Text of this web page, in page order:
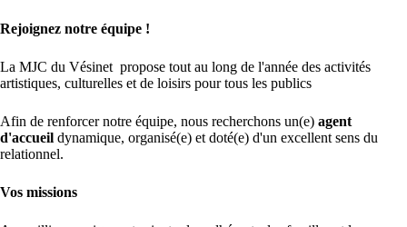
Rejoignez notre équipe !
La MJC du Vésinet propose tout au long de l'année des activités
artistiques, culturelles et de loisirs pour tous les publics
Afin de renforcer notre équipe, nous recherchons un(e) agent
d'accueil dynamique, organisé(e) et doté(e) d'un excellent sens du
relationnel.
Vos missions